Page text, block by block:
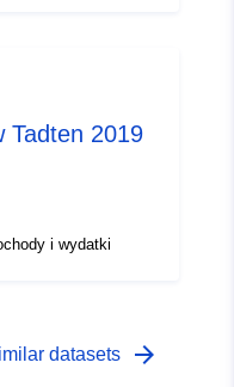
Tadten 2019
i wydatki
datasets arrow_forward